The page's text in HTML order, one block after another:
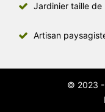
Jardinier taille de
Artisan
© 2023 -